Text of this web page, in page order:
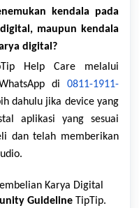
kendala pada
maupun kendala
digital?
Help Care melalui
di0811-1911-
dahulu jika device yang
aplikasi yang sesuai
dan telah memberikan
Karya Digital
Guideline TipTip.